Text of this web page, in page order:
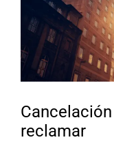
reclamar